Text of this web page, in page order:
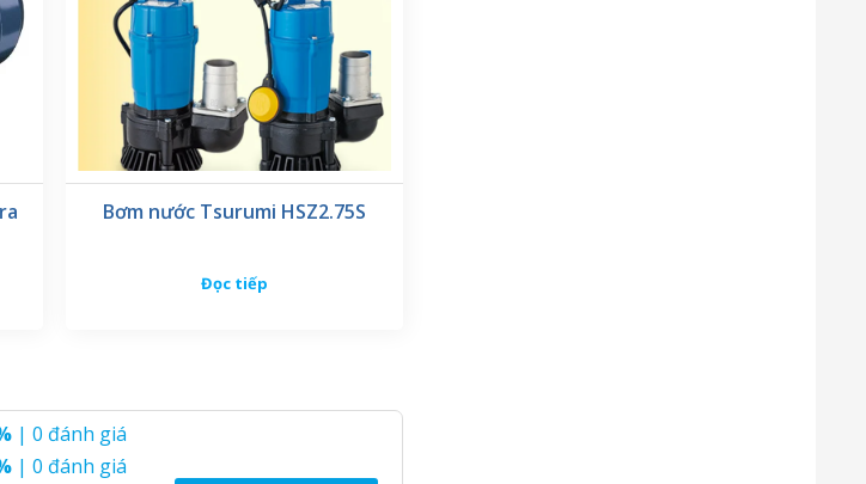
Bơm nước Tsurumi HSZ2.75S
Đọc tiếp
| 0 đánh giá
| 0 đánh giá